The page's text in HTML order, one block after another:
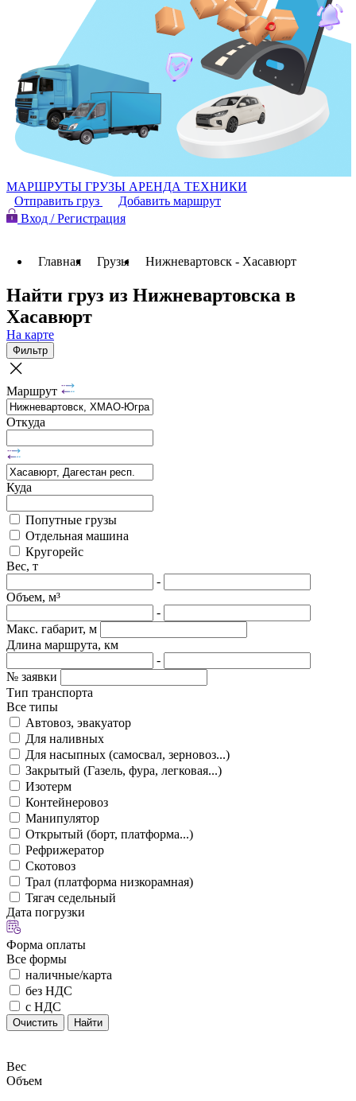
МАРШРУТЫ ГРУЗЫ АРЕНДА ТЕХНИКИ
Отправить груз
Добавить маршрут
Вход / Регистрация
Главная Грузы Нижневартовск - Хасавюрт
Найти груз из Нижневартовска в
Хасавюрт
На карте
Фильтр
Маршрут
Откуда
Куда
Попутные грузы
Отдельная машина
Кругорейс
Вес, т
-
Объем, м³
-
Макс. габарит, м
Длина маршрута, км
-
№ заявки
Тип транспорта
Все типы
Автовоз, эвакуатор
Для наливных
Для насыпных (самосвал, зерновоз...)
Закрытый (Газель, фура, легковая...)
Изотерм
Контейнеровоз
Манипулятор
Открытый (борт, платформа...)
Рефрижератор
Скотовоз
Трал (платформа низкорамная)
Тягач седельный
Дата погрузки
Форма оплаты
Все формы
наличные/карта
без НДС
с НДС
Очистить Найти
Вес
Объем